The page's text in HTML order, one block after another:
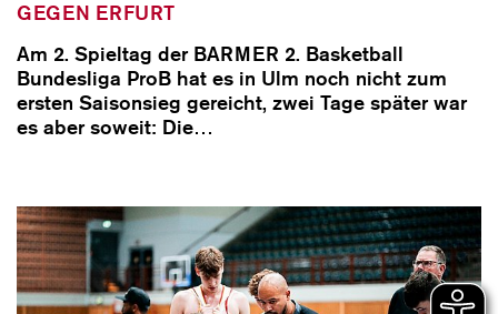
GEGEN ERFURT
Am 2. Spieltag der BARMER 2. Basketball
Bundesliga ProB hat es in Ulm noch nicht zum
ersten Saisonsieg gereicht, zwei Tage später war
es aber soweit: Die…